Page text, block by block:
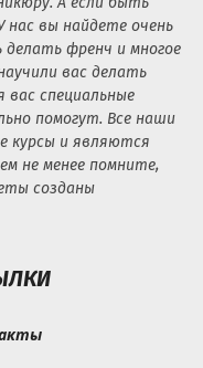
нас вы найдете очень
делать френч и многое
вас делать
специальные
помогут. Все наши
курсы и являются
не менее помните,
созданы